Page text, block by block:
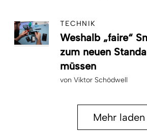
TECHNIK
Weshalb „faire“
zum neuen
müssen
von Viktor Schödwell
Mehr laden